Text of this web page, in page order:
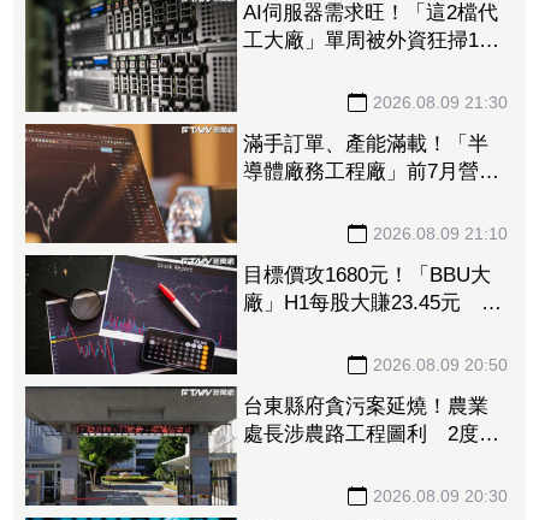
AI伺服器需求旺！「這2檔代
工大廠」單周被外資狂掃14.5
2026.08.09 21:30
滿手訂單、產能滿載！「半
導體廠務工程廠」前7月營收
2026.08.09 21:10
目標價攻1680元！「BBU大
廠」H1每股大賺23.45元 資
化推升毛利率 2026.08.09 20:50
台東縣府貪污案延燒！農業
處長涉農路工程圖利 2度交
2026.08.09 20:30